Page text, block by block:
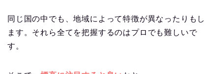
同じ国の中でも、地域によって特徴が異なったりもし
ます。それら全てを把握するのはプロでも難しいで
す。